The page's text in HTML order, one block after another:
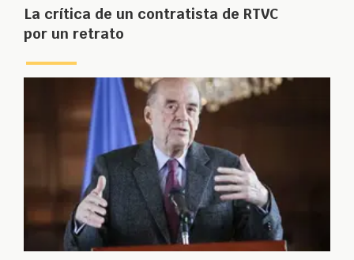
La crítica de un contratista de RTVC
por un retrato